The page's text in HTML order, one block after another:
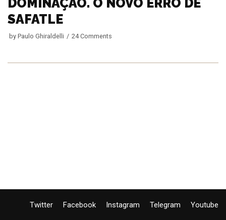
DOMINAÇÃO. O NOVO ERRO DE
SAFATLE
by Paulo Ghiraldelli 24 Comments
Twitter Facebook Instagram Telegram Youtube